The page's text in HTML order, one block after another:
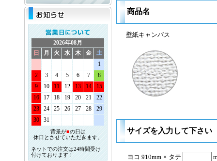
2026年08月
日
月 火 水 木 金
土
1
2
3 4 5 6 7
8
9
10 11 12 13 14
15
16
17 18 19 20 21
22
23
24 25 26 27 28
29
30
31
背景が■の日は
休日とさせていただきます。
ネットでの注文は24時間受け
付けております！
商品名
壁紙キャンバス
サイズを入力して下さい
ヨコ 910mm × タテ